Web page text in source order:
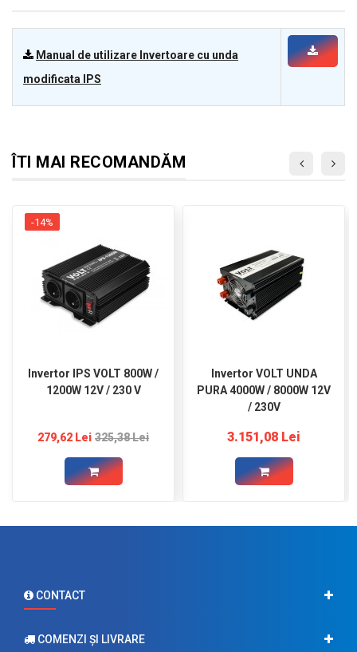
Manual de utilizare Invertoare cu unda
modificata IPS
ÎTI MAI RECOMANDĂM
Invertor IPS VOLT 800W /
1200W 12V / 230 V
279,62 Lei 325,38 Lei
-14%
Invertor VOLT UNDA
PURA 4000W / 8000W 12V
/ 230V
3.151,08 Lei
CONTACT
COMENZI ŞI LIVRARE